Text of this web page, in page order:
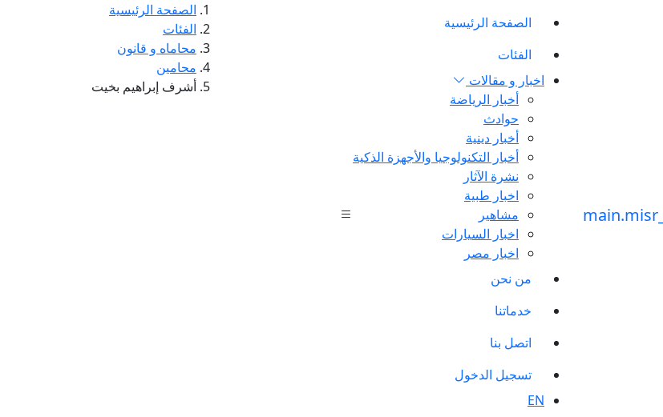
الصفحة الرئيسية
الفئات
اخبار و مقالات
أخبار الرياضة
حوادث
أخبار دينية
أخبار التكنولوجيا والأجهزة الذكية
نشرة الآثار
اخبار طبية
مشاهير
اخبار السيارات
اخبار مصر
من نحن
خدماتنا
اتصل بنا
تسجيل الدخول
EN
الصفحة الرئيسية
الفئات
محاماه و قانون
محامين
أشرف إبراهيم بخيت